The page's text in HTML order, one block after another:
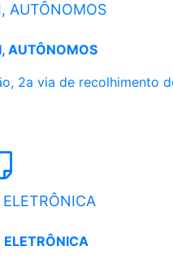
AUTÔNOMOS
AUTÔNOMOS
2a via de recolhimento